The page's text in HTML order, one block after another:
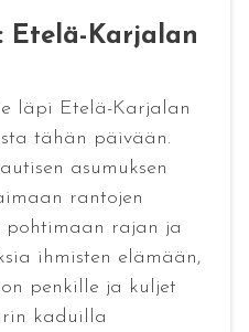
Etelä-Karjalan
läpi Etelä-Karjalan
tähän päivään.
asumuksen
rantojen
pohtimaan rajan ja
ihmisten elämään,
penkille ja kuljet
kaduilla